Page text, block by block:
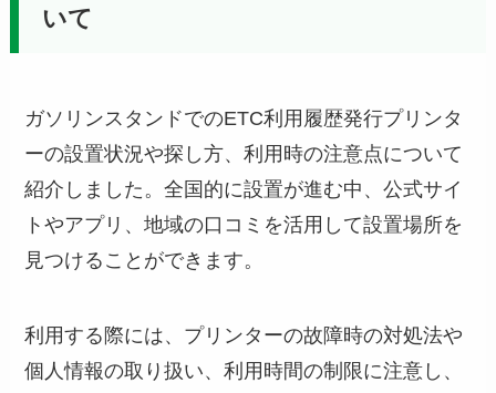
いて
ガソリンスタンドでのETC利用履歴発行プリンタ
ーの設置状況や探し方、利用時の注意点について
紹介しました。全国的に設置が進む中、公式サイ
トやアプリ、地域の口コミを活用して設置場所を
見つけることができます。
利用する際には、プリンターの故障時の対処法や
個人情報の取り扱い、利用時間の制限に注意し、